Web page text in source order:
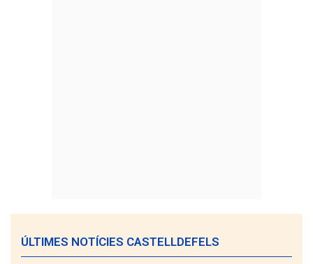
ÚLTIMES NOTÍCIES CASTELLDEFELS